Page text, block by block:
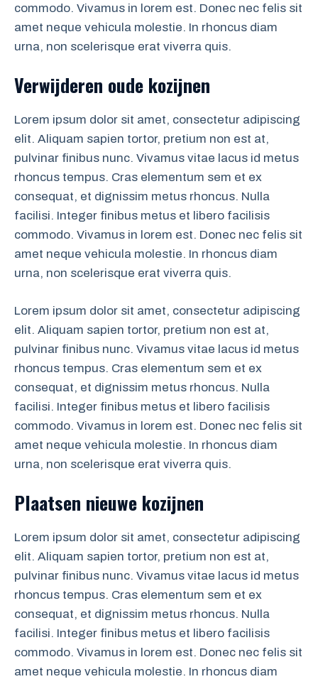
commodo. Vivamus in lorem est. Donec nec felis sit
amet neque vehicula molestie. In rhoncus diam
urna, non scelerisque erat viverra quis.
Verwijderen oude kozijnen
Lorem ipsum dolor sit amet, consectetur adipiscing
elit. Aliquam sapien tortor, pretium non est at,
pulvinar finibus nunc. Vivamus vitae lacus id metus
rhoncus tempus. Cras elementum sem et ex
consequat, et dignissim metus rhoncus. Nulla
facilisi. Integer finibus metus et libero facilisis
commodo. Vivamus in lorem est. Donec nec felis sit
amet neque vehicula molestie. In rhoncus diam
urna, non scelerisque erat viverra quis.
Lorem ipsum dolor sit amet, consectetur adipiscing
elit. Aliquam sapien tortor, pretium non est at,
pulvinar finibus nunc. Vivamus vitae lacus id metus
rhoncus tempus. Cras elementum sem et ex
consequat, et dignissim metus rhoncus. Nulla
facilisi. Integer finibus metus et libero facilisis
commodo. Vivamus in lorem est. Donec nec felis sit
amet neque vehicula molestie. In rhoncus diam
urna, non scelerisque erat viverra quis.
Plaatsen nieuwe kozijnen
Lorem ipsum dolor sit amet, consectetur adipiscing
elit. Aliquam sapien tortor, pretium non est at,
pulvinar finibus nunc. Vivamus vitae lacus id metus
rhoncus tempus. Cras elementum sem et ex
consequat, et dignissim metus rhoncus. Nulla
facilisi. Integer finibus metus et libero facilisis
commodo. Vivamus in lorem est. Donec nec felis sit
amet neque vehicula molestie. In rhoncus diam